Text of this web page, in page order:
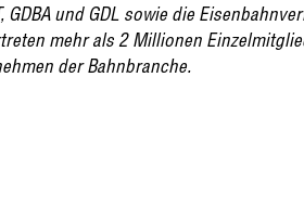
und GDL sowie die
mehr als 2 Millionen
der Bahnbranche.